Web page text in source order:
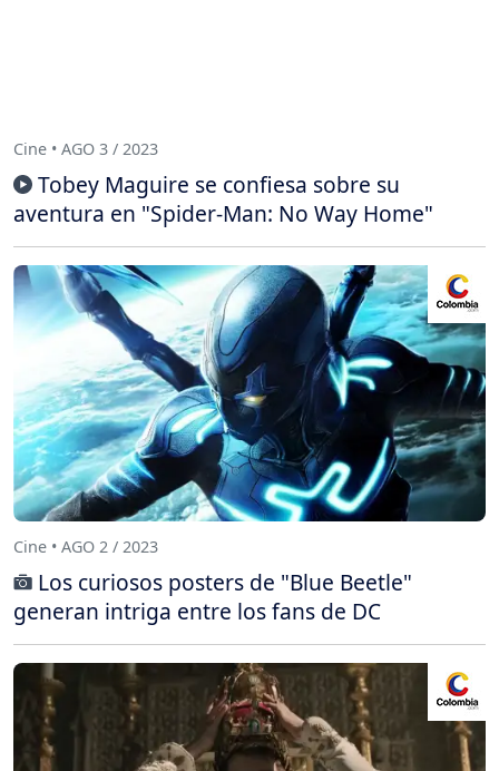
Cine • AGO 3 / 2023
Tobey Maguire se confiesa sobre su
aventura en "Spider-Man: No Way Home"
Cine • AGO 2 / 2023
Los curiosos posters de "Blue Beetle"
generan intriga entre los fans de DC